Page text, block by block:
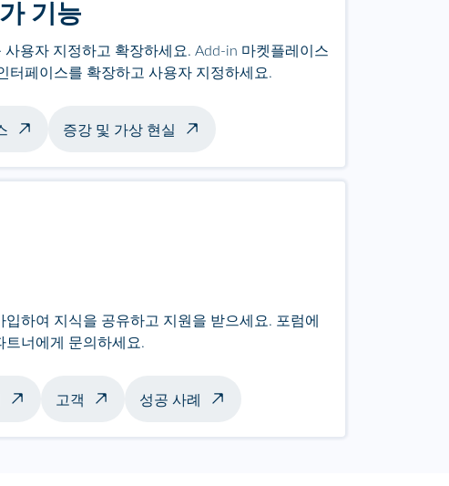
기능
사용자 지정하고 확장하세요. Add-in 마켓플레이스
터페이스를 확장하고 사용자 지정하세요.
증강 및 가상 현실
입하여 지식을 공유하고 지원을 받으세요. 포럼에
트너에게 문의하세요.
고객 성공 사례